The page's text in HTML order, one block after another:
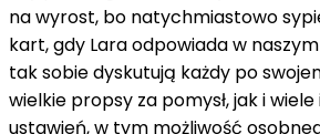
na wyrost, bo natychmiastowo
kart, gdy Lara odpowiada w
tak sobie dyskutują każdy po
wielkie propsy za pomysł, jak i
ustawień, w tym możliwość